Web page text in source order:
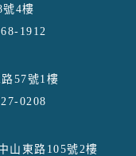
4樓
1912
57號1樓
0208
山東路105號2樓